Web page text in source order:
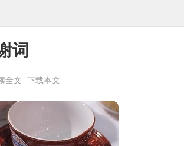
词
全文 下载本文